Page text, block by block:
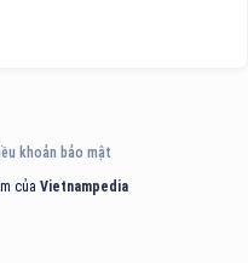
của Vietnampedia
khoản bảo mật